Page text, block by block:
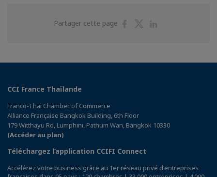
Partager cette page
PartagerPartager
CCI France Thaïlande
Franco-Thai Chamber of Commerce
Alliance Française Bangkok Building, 6th Floor
179 Witthayu Rd, Lumphini, Pathum Wan, Bangkok 10330
(Accéder au plan)
Téléchargez l’application CCIFI Connect
Accélérez votre business grâce au 1er réseau privé d'entreprises